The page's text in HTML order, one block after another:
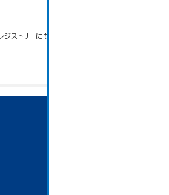
ストリーにもアクセス可能です